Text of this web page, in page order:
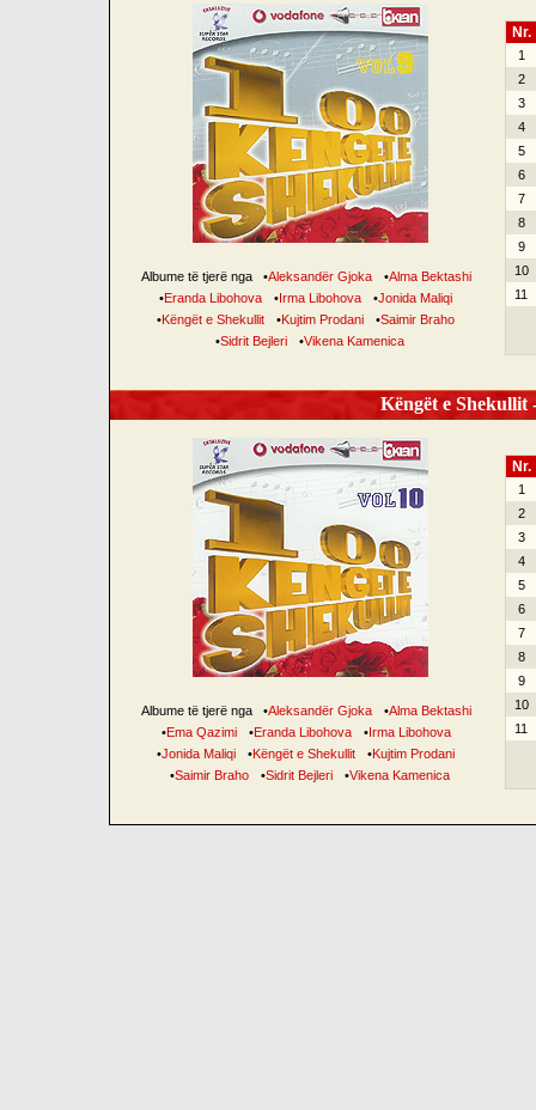
Albume të tjerë nga •Aleksandër Gjoka •Alma Bektashi
•Eranda Libohova •Irma Libohova •Jonida Maliqi
•Këngët e Shekullit •Kujtim Prodani •Saimir Braho
•Sidrit Bejleri •Vikena Kamenica
Nr.
1
2
3
4
5
6
7
8
9
10
11
Këngët e
Albume të tjerë nga •Aleksandër Gjoka •Alma Bektashi
•Ema Qazimi •Eranda Libohova •Irma Libohova
•Jonida Maliqi •Këngët e Shekullit •Kujtim Prodani
•Saimir Braho •Sidrit Bejleri •Vikena Kamenica
Nr.
1
2
3
4
5
6
7
8
9
10
11